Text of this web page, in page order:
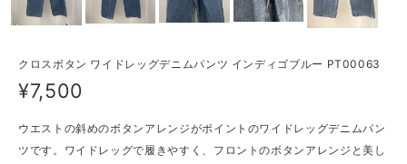
クロスボタン ワイドレッグデニムパンツ インディゴブルー PT00063
¥7,500
ウエストの斜めのボタンアレンジがポイントのワイドレッグデニムパン
ツです。ワイドレッグで履きやすく、フロントのボタンアレンジと美し